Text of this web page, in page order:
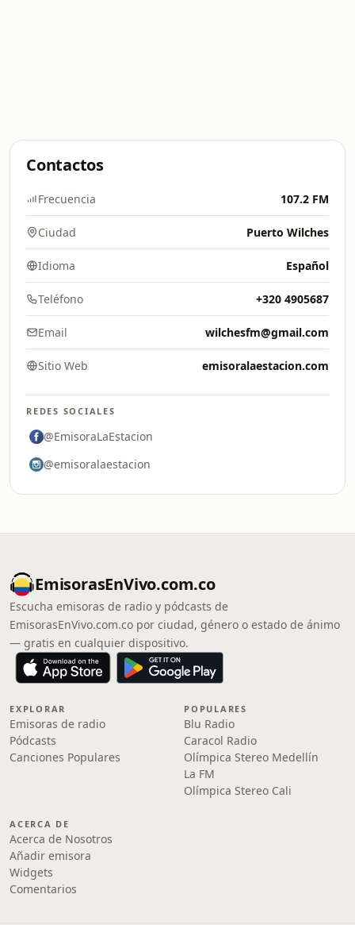
Contactos
Frecuencia 107.2 FM
Ciudad Puerto Wilches
Idioma Español
Teléfono +320 4905687
Email wilchesfm@gmail.com
Sitio Web emisoralaestacion.com
REDES SOCIALES
@EmisoraLaEstacion
@emisoralaestacion
EmisorasEnVivo.com.co
Escucha emisoras de radio y pódcasts de
EmisorasEnVivo.com.co por ciudad, género o estado de ánimo
— gratis en cualquier dispositivo.
EXPLORAR
Emisoras de radio
Pódcasts
Canciones Populares
POPULARES
Blu Radio
Caracol Radio
Olímpica Stereo Medellín
La FM
Olímpica Stereo Cali
ACERCA DE
Acerca de Nosotros
Añadir emisora
Widgets
Comentarios